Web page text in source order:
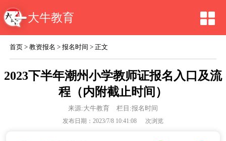
大牛教育
首页 >教资报名 >报名时间 > 正文
2023下半年潮州小学教师证报名入口及流
程（内附截止时间）
来源:大牛教育 栏目:报名时间
发布日期：2023/7/8 10:41:08 次浏览